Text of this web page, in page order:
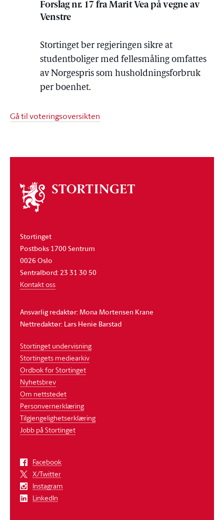
Forslag nr. 17 fra Marit Vea på vegne av
Venstre
Stortinget ber regjeringen sikre at
studentboliger med fellesmåling omfattes
av Norgespris som husholdningsforbruk
per boenhet.
Gå til voteringsoversikten
Om
stortinget
Stortinget
Postboks 1700 Sentrum
0026 Oslo
Sentralbord: 23 31 30 50
Kontakt oss
Ansvarlig redaktør: Mona Mortensen Krane
Nettredaktør: Lars Henie Barstad
Stortinget undervisning
Stortingets mediearkiv
Ordbok for Stortinget
Nyhetsbrev
Om nettstedet
Personvernerklæring
Tilgjengelighetserklæring
Jobb på Stortinget
Facebook
X/Twitter
Instagram
LinkedIn